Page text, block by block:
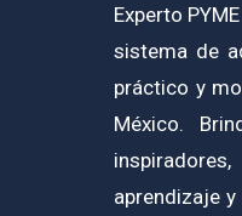
Experto
sistema de
práctico y
México.
aprendizaje